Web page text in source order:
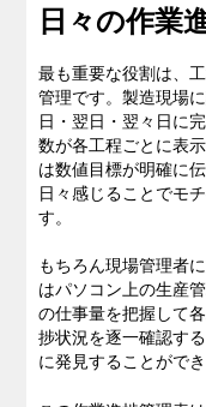
日々の作業
最も重要な役割は、
管理です。製造現場
日・翌日・翌々日に
数が各工程ごとに表
は数値目標が明確に
日々感じることでモ
す。
もちろん現場管理者
はパソコン上の生産
の仕事量を把握して
捗状況を逐一確認す
に発見することがで